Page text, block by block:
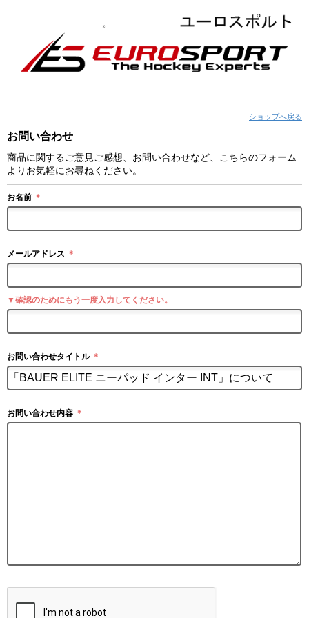
ショップへ戻る
お問い合わせ
商品に関するご意見ご感想、お問い合わせなど、こちらのフォーム
よりお気軽にお尋ねください。
お名前 ＊
メールアドレス ＊
▼確認のためにもう一度入力してください。
お問い合わせタイトル ＊
お問い合わせ内容 ＊